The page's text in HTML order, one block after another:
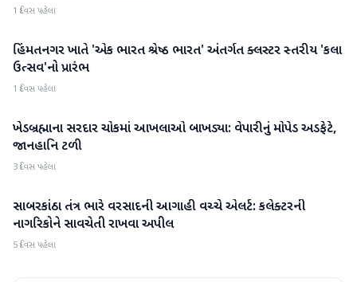
1 દિવસ પહેલા
સાબરકાંઠા
હિંમતનગર ખાતે 'એક ભારત શ્રેષ્ઠ ભારત' અંતર્ગત ક્લસ્ટર સ્તરીય 'કલા
ઉત્સવ'નો પ્રારંભ
1 દિવસ પહેલા
સાબરકાંઠા
ખેડબ્રહ્માના સરદાર ચોકમાં આખલાઓ બાખડ્યા: વેપારીનું મોપેડ અડફેટે,
જાનહાનિ ટળી
3 દિવસ પહેલા
સાબરકાંઠા
સાબરકાંઠા તંત્ર ભારે વરસાદની આગાહી વચ્ચે એલર્ટ: કલેક્ટરની
નાગરિકોને સાવચેતી રાખવા અપીલ
5 દિવસ પહેલા